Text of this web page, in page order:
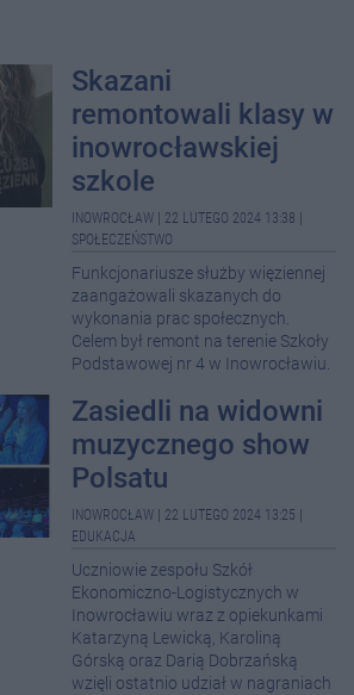
Skazani
remontowali klasy w
inowrocławskiej
szkole
INOWROCŁAW 22 LUTEGO 2024 13:38
SPOŁECZEŃSTWO
Funkcjonariusze służby więziennej
zaangażowali skazanych do
wykonania prac społecznych.
Celem był remont na terenie Szkoły
Podstawowej nr 4 w Inowrocławiu.
Zasiedli na widowni
muzycznego show
Polsatu
INOWROCŁAW 22 LUTEGO 2024 13:25
EDUKACJA
Uczniowie zespołu Szkół
Ekonomiczno-Logistycznych w
Inowrocławiu wraz z opiekunkami
Katarzyną Lewicką, Karoliną
Górską oraz Darią Dobrzańską
wzięli ostatnio udział w nagraniach